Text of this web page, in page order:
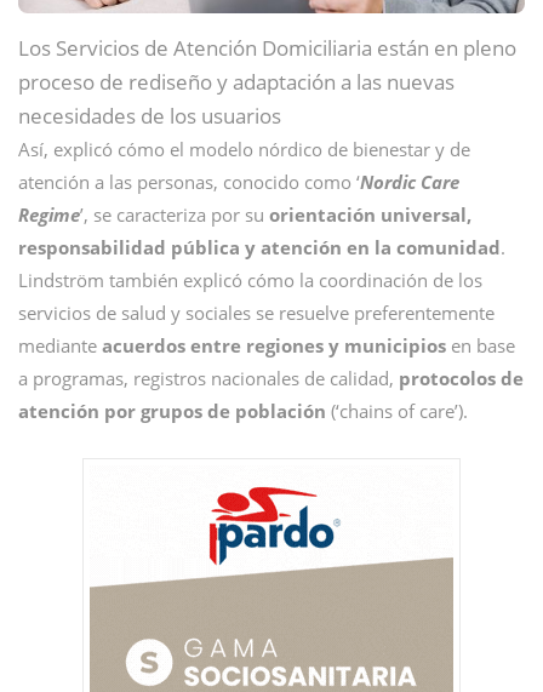
Los Servicios de Atención Domiciliaria están en pleno
proceso de rediseño y adaptación a las nuevas
necesidades de los usuarios
Así, explicó cómo el modelo nórdico de bienestar y de
atención a las personas, conocido como ‘Nordic Care
Regime’, se caracteriza por su orientación universal,
responsabilidad pública y atención en la comunidad.
Lindström también explicó cómo la coordinación de los
servicios de salud y sociales se resuelve preferentemente
mediante acuerdos entre regiones y municipios en base
a programas, registros nacionales de calidad, protocolos de
atención por grupos de población (‘chains of care’).